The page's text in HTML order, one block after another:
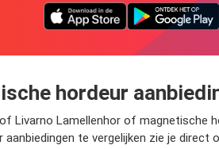
hordeur
Livarno Lamellenhor of
te vergelijken zie je